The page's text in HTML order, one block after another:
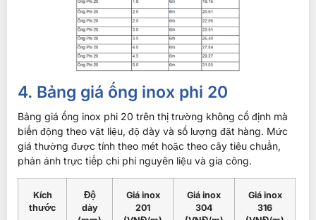
4. Bảng giá ống inox phi 20
Bảng giá ống inox phi 20 trên thị trường không cố định mà
biến động theo vật liệu, độ dày và số lượng đặt hàng. Mức
giá thường được tính theo mét hoặc theo cây tiêu chuẩn,
phản ánh trực tiếp chi phí nguyên liệu và gia công.
Kích
thước
Độ
dày
Giá inox
201
Giá inox
304
Giá inox
316